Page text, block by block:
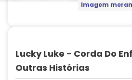
Imagem
Lucky Luke - Corda Do
Outras Histórias